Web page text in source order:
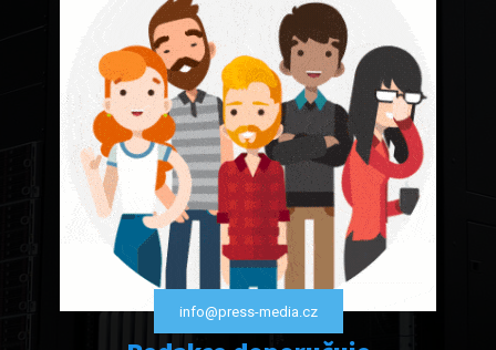
info@press-media.cz